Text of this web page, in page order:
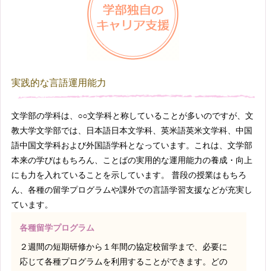
実践的な言語運用能力
文学部の学科は、○○文学科と称していることが多いのですが、文
教大学文学部では、日本語日本文学科、英米語英米文学科、中国
語中国文学科および外国語学科となっています。これは、文学部
本来の学びはもちろん、ことばの実用的な運用能力の養成・向上
にも力を入れていることを示しています。 普段の授業はもちろ
ん、各種の留学プログラムや課外での言語学習支援などが充実し
ています。
各種留学プログラム
２週間の短期研修から１年間の協定校留学まで、必要に
応じて各種プログラムを利用することができます。どの